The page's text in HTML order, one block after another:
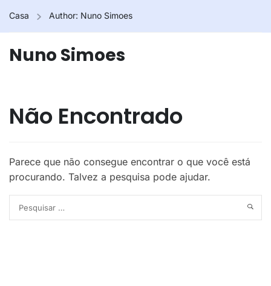
Casa Author: Nuno Simoes
Nuno Simoes
Não Encontrado
Parece que não consegue encontrar o que você está
procurando. Talvez a pesquisa pode ajudar.